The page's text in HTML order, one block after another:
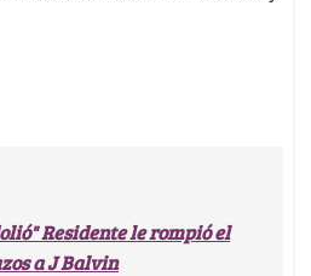
Residente le rompió el
a J Balvin